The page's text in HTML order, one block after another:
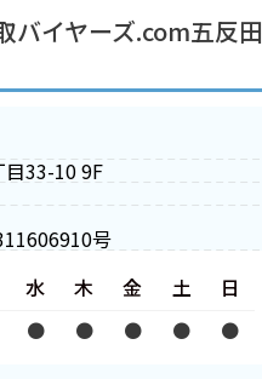
バイヤーズ.com五反田
33-10 9F
号
水
●
木
●
金
●
土
●
日
●